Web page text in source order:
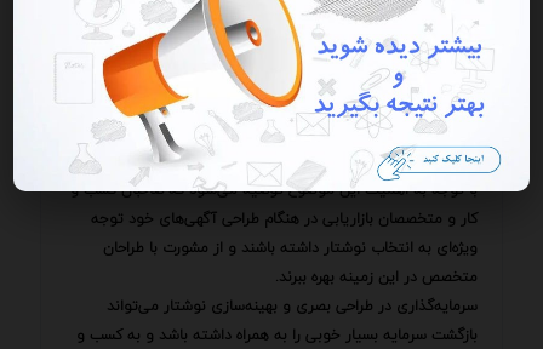
در مجموع می‌توان گفت که نوشتار یکی از مهم‌ترین عوامل در
موفقیت یک آگهی است.
با انتخاب درست قلم می‌توان توجه مخاطب را جلب کرد پیام آگهی
را به طور موثرتری منتقل کرد و نرخ تبدیل آگهی را افزایش داد.
این امر به ویژه رقابتی از اهمیت ویژه‌ای برخوردار است و می‌تواند
تفاوت بین یک آگهی موفق و یک آگهی ناموفق را رقم بزند.
با توجه به اهمیت این موضوع توصیه می‌شود که صاحبان کسب و
کار و متخصصان بازاریابی در هنگام طراحی آگهی‌های خود توجه
ویژه‌ای به انتخاب نوشتار داشته باشند و از مشورت با طراحان
متخصص در این زمینه بهره ببرند.
سرمایه‌گذاری در طراحی بصری و بهینه‌سازی نوشتار می‌تواند
بازگشت سرمایه بسیار خوبی را به همراه داشته باشد و به کسب و